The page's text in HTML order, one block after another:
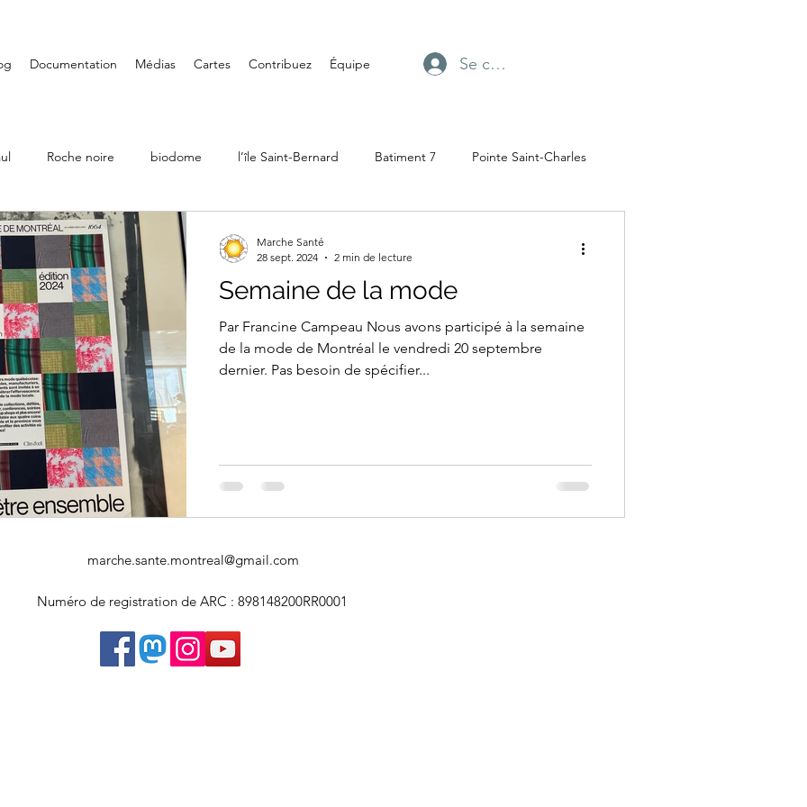
Documentation Médias Cartes Contribuez Équipe Se connecter
Roche noire biodome l’île Saint-Bernard Batiment 7 Pointe Saint-Charles
Ville Émard Musées
LaSalle Randonnée Iles de Boucherville Château Dufresne
Art mural Saint-Henri Fondation PHI Carré Doré
Art souterrain Salons et expositions
Semaine de la mode
Par Francine Campeau Nous avons participé à la semaine
de la mode de Montréal le vendredi 20 septembre
dernier. Pas besoin de spécifier...
Marche Santé
28 sept. 2024
2 min de lecture
marche.sante.montreal@gmail.com
Numéro de registration de ARC : 898148200RR0001